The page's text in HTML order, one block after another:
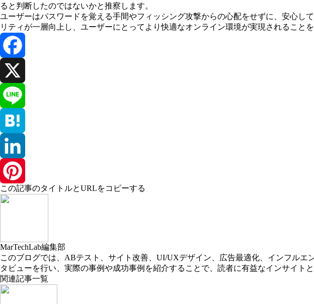
ると判断したのではないかと推察します。
ユーザーはパスワードを覚える手間やフィッシング攻撃からの心配をせずに、安心し
リティが一層向上し、ユーザーにとってより快適なオンライン環境が実現されることを
Facebook
X
Line
Hatena
LinkedIn
Pinterest
この記事のタイトルとURLをコピーする
MarTechLab編集部
このブログでは、ABテスト、サイト改善、UI/UXデザイン、広告最適化、インフル
タビューを行い、実際の事例や成功事例を紹介することで、読者に有益なインサイト
関連記事一覧